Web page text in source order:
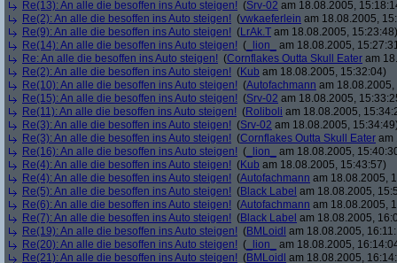
Re(13): An alle die besoffen ins Auto steigen! (Srv-02 am 18.08.2005,
Re(2): An alle die besoffen ins Auto steigen! (vwkaeferlein am 18.08.2005,
Re(9): An alle die besoffen ins Auto steigen! (LrAk.T am 18.08.2005, 15:23:48)
Re(14): An alle die besoffen ins Auto steigen! ( _lion_
am 18.08.2005,
Re: An alle die besoffen ins Auto steigen! (Cornflakes Outta Skull Eater am
Re(2): An alle die besoffen ins Auto steigen! (Kub am 18.08.2005, 15:32:04)
Re(10): An alle die besoffen ins Auto steigen! (Autofachmann am
Re(15): An alle die besoffen ins Auto steigen! (Srv-02 am 18.08.2005,
Re(11): An alle die besoffen ins Auto steigen! (Roliboli am 18.08.2005,
Re(3): An alle die besoffen ins Auto steigen! (Srv-02 am 18.08.2005,
Re(3): An alle die besoffen ins Auto steigen! (Cornflakes Outta Skull Eater am
Re(16): An alle die besoffen ins Auto steigen! ( _lion_
am 18.08.2005,
Re(4): An alle die besoffen ins Auto steigen! (Kub am 18.08.2005, 15:43:57)
Re(4): An alle die besoffen ins Auto steigen! (Autofachmann am 18.08.2005,
Re(5): An alle die besoffen ins Auto steigen! (Black Label am 18.08.2005,
Re(6): An alle die besoffen ins Auto steigen! (Autofachmann am 18.08.2005,
Re(7): An alle die besoffen ins Auto steigen! (Black Label am 18.08.2005,
Re(19): An alle die besoffen ins Auto steigen! (BMLoidl am 18.08.2005,
Re(20): An alle die besoffen ins Auto steigen! ( _lion_
am 18.08.2005,
Re(21): An alle die besoffen ins Auto steigen! (BMLoidl am 18.08.2005,